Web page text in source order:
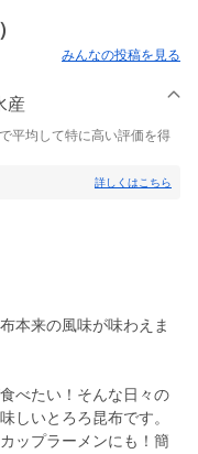
みんなの投稿を見る
産
平均して特に高い評価を得
詳しくはこちら
本来の風味が味わえま
べたい！そんな日々の
しいとろろ昆布です。
ップラーメンにも！簡